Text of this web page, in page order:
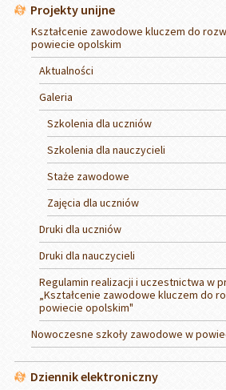
Projekty unijne
Kształcenie zawodowe kluczem do
powiecie opolskim
Aktualności
Galeria
Szkolenia dla uczniów
Szkolenia dla nauczycieli
Staże zawodowe
Zajęcia dla uczniów
Druki dla uczniów
Druki dla nauczycieli
Regulamin realizacji i uczestnictwa w
„Kształcenie zawodowe kluczem do
powiecie opolskim"
Nowoczesne szkoły zawodowe w
Dziennik elektroniczny